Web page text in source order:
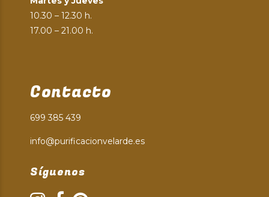
10.30 – 12.30 h.
17.00 – 21.00 h.
Contacto
699 385 439
info@purificacionvelarde.es
Síguenos